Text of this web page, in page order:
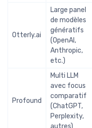
Otterly.ai
Large panel
de modèles
génératifs
(OpenAI,
Anthropic,
etc.)
Profound
Multi LLM
avec focus
comparatif
(ChatGPT,
Perplexity,